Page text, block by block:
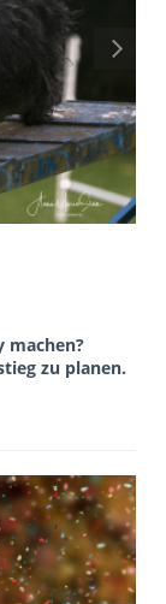
machen?
zu planen.